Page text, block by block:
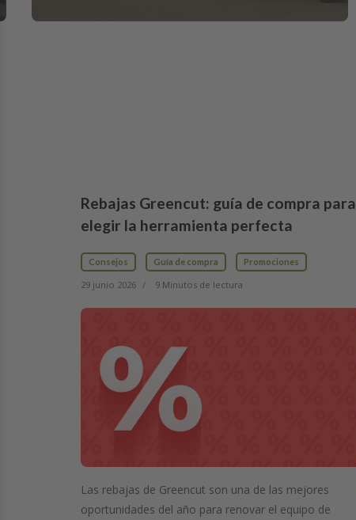
Rebajas Greencut: guía de compra para
elegir la herramienta perfecta
Consejos Guía de compra Promociones
29 junio 2026 9 Minutos de lectura
Las rebajas de Greencut son una de las mejores
oportunidades del año para renovar el equipo de